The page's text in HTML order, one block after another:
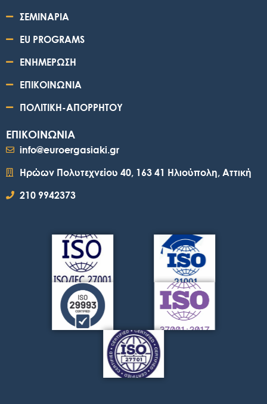
ΣΕΜΙΝΑΡΙΑ
EU PROGRAMS
ΕΝΗΜΕΡΩΣΗ
ΕΠΙΚΟΙΝΩΝΙΑ
ΠΟΛΙΤΙΚΗ-ΑΠΟΡΡΗΤΟΥ
ΕΠΙΚΟΙΝΩΝΙΑ
info@euroergasiaki.gr
Ηρώων Πολυτεχνείου 40, 163 41 Ηλιούπολη, Αττική
210 9942373